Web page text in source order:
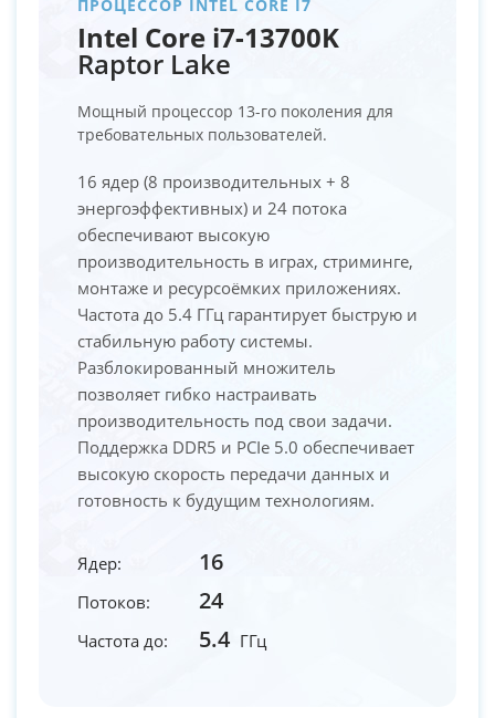
ПРОЦЕССОР INTEL CORE I7
Intel Core i7-13700K
Raptor Lake
Мощный процессор 13-го поколения для
требовательных пользователей.
16 ядер (8 производительных + 8
энергоэффективных) и 24 потока
обеспечивают высокую
производительность в играх, стриминге,
монтаже и ресурсоёмких приложениях.
Частота до 5.4 ГГц гарантирует быструю и
стабильную работу системы.
Разблокированный множитель
позволяет гибко настраивать
производительность под свои задачи.
Поддержка DDR5 и PCIe 5.0 обеспечивает
высокую скорость передачи данных и
готовность к будущим технологиям.
Ядер: 16
Потоков: 24
Частота до: 5.4 ГГц